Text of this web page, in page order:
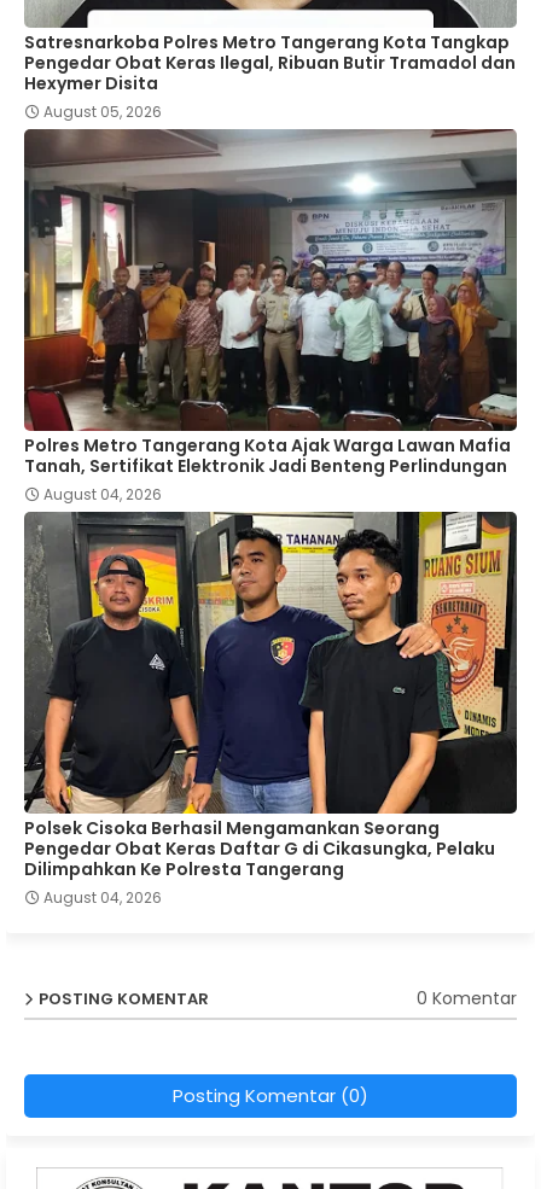
Satresnarkoba Polres Metro Tangerang Kota Tangkap
Pengedar Obat Keras Ilegal, Ribuan Butir Tramadol dan
Hexymer Disita
August 05, 2026
Polres Metro Tangerang Kota Ajak Warga Lawan Mafia
Tanah, Sertifikat Elektronik Jadi Benteng Perlindungan
August 04, 2026
Polsek Cisoka Berhasil Mengamankan Seorang
Pengedar Obat Keras Daftar G di Cikasungka, Pelaku
Dilimpahkan Ke Polresta Tangerang
August 04, 2026
POSTING KOMENTAR 0 Komentar
Posting Komentar (0)